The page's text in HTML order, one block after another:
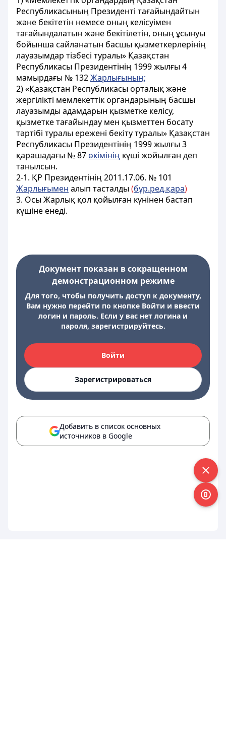
Республикасының Президентi тағайындайтын
және бекiтетiн немесе оның келiсуiмен
тағайындалатын және бекітілетін, оның ұсынуы
бойынша сайланатын басшы қызметкерлерiнiң
лауазымдар тiзбесi туралы» Қазақстан
Республикасы Президентiнің 1999 жылғы 4
мамырдағы № 132Жарлығының;
2) «Қазақстан Республикасы орталық және
жергілікті мемлекеттік органдарының басшы
лауазымды адамдарын қызметкe келiсу,
қызметке тағайындау мен қызметтен босату
тәртібі туралы ереженi бекіту туралы» Қазақстан
Республикасы Президентінің 1999 жылғы 3
қарашадағы № 87 өкімінiң күшi жойылған деп
танылсын.
2-1. ҚР Президентінің 2011.17.06. № 101
Жарлығымен алып тасталды(бұр.ред.қара)
3. Осы Жарлық қол қойылған күнiнен бастап
күшiне енедi.
Документ показан в сокращенном
демонстрационном режиме
Для того, чтобы получить доступ к документу,
Вам нужно перейти по кнопке Войти и ввести
логин и пароль. Если у вас нет логина и
пароля, зарегистрируйтесь.
Войти
Зарегистрироваться
Добавить в список основных
источников в Google